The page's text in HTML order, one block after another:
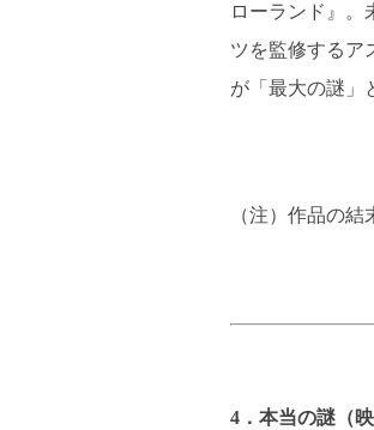
ローランド』。
ツを監修するア
が「最大の謎」
（注）作品の
4．本当の謎（